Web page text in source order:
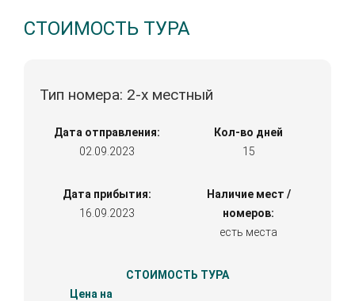
СТОИМОСТЬ ТУРА
Тип номера: 2-х местный
Дата отправления:
02.09.2023
Кол-во дней
15
Дата прибытия:
16.09.2023
Наличие мест /
номеров:
есть места
СТОИМОСТЬ ТУРА
Цена на